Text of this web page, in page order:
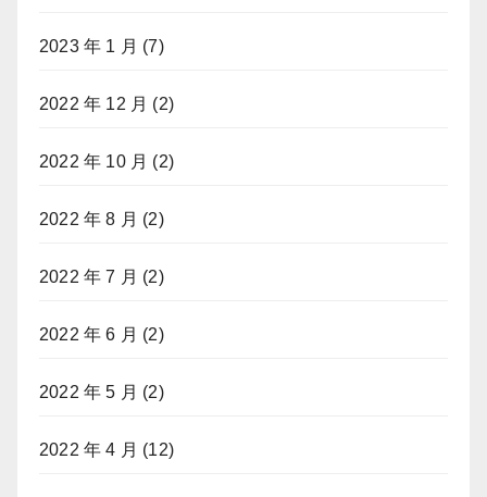
2023 年 1 月 (7)
2022 年 12 月 (2)
2022 年 10 月 (2)
2022 年 8 月 (2)
2022 年 7 月 (2)
2022 年 6 月 (2)
2022 年 5 月 (2)
2022 年 4 月 (12)